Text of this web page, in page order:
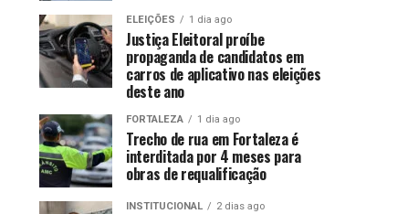
ELEIÇÕES 1 dia ago
Justiça Eleitoral proíbe
propaganda de candidatos em
carros de aplicativo nas eleições
deste ano
FORTALEZA 1 dia ago
Trecho de rua em Fortaleza é
interditada por 4 meses para
obras de requalificação
INSTITUCIONAL 2 dias ago